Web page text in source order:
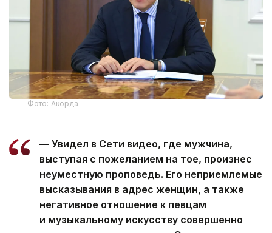
Фото: Акорда
— Увидел в Сети видео, где мужчина,
выступая с пожеланием на тое, произнес
неуместную проповедь. Его неприемлемые
высказывания в адрес женщин, а также
негативное отношение к певцам
и музыкальному искусству совершенно